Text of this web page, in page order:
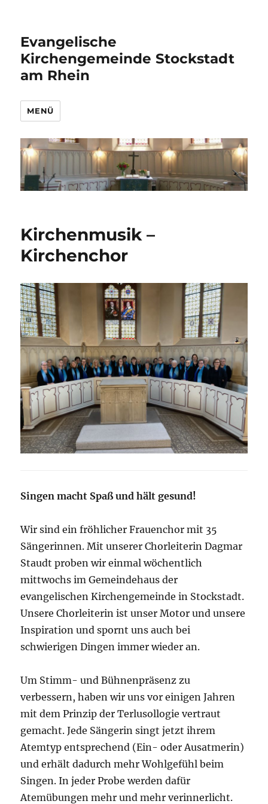
Evangelische
Kirchengemeinde Stockstadt
am Rhein
MENÜ
Kirchenmusik –
Kirchenchor
Singen macht Spaß und hält gesund!
Wir sind ein fröhlicher Frauenchor mit 35
Sängerinnen. Mit unserer Chorleiterin Dagmar
Staudt proben wir einmal wöchentlich
mittwochs im Gemeindehaus der
evangelischen Kirchengemeinde in Stockstadt.
Unsere Chorleiterin ist unser Motor und unsere
Inspiration und spornt uns auch bei
schwierigen Dingen immer wieder an.
Um Stimm- und Bühnenpräsenz zu
verbessern, haben wir uns vor einigen Jahren
mit dem Prinzip der Terlusollogie vertraut
gemacht. Jede Sängerin singt jetzt ihrem
Atemtyp entsprechend (Ein- oder Ausatmerin)
und erhält dadurch mehr Wohlgefühl beim
Singen. In jeder Probe werden dafür
Atemübungen mehr und mehr verinnerlicht.